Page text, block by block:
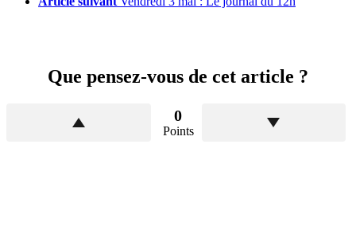
Que pensez-vous de cet article ?
0
Points